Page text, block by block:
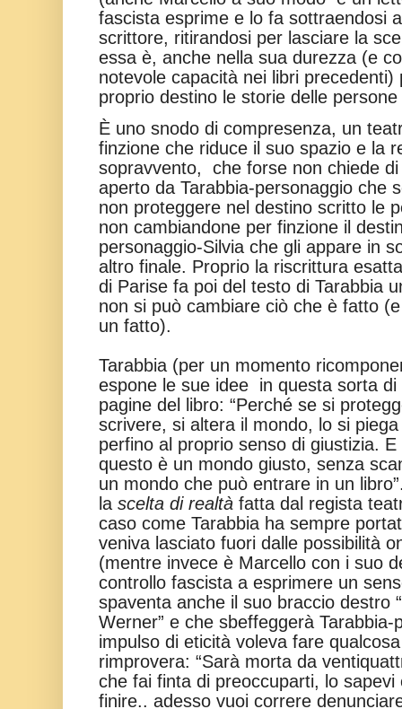
fascista esprime e lo fa sottraendosi
scrittore, ritirandosi per lasciare la
essa è, anche nella sua durezza (e
notevole capacità nei libri precedenti)
proprio destino le storie delle
È uno snodo di compresenza, un
finzione che riduce il suo spazio e la
sopravvento, che forse non chiede
aperto da Tarabbia-personaggio che
non proteggere nel destino scritto le
non cambiandone per finzione il
personaggio-Silvia che gli appare in
altro finale. Proprio la riscrittura
di Parise fa poi del testo di Tarabbia
non si può cambiare ciò che è fatto
un fatto).
Tarabbia (per un momento
espone le sue idee in questa sorta di
pagine del libro: “Perché se si
scrivere, si altera il mondo, lo si
perfino al proprio senso di giustizia.
questo è un mondo giusto, senza
un mondo che può entrare in un
la scelta di realtà fatta dal regista
caso come Tarabbia ha sempre
veniva lasciato fuori dalle possibilità
(mentre invece è Marcello con i suo
controllo fascista a esprimere un
spaventa anche il suo braccio destro
Werner” e che sbeffeggerà
impulso di eticità voleva fare
rimprovera: “Sarà morta da
che fai finta di preoccuparti, lo
finire.. adesso vuoi correre